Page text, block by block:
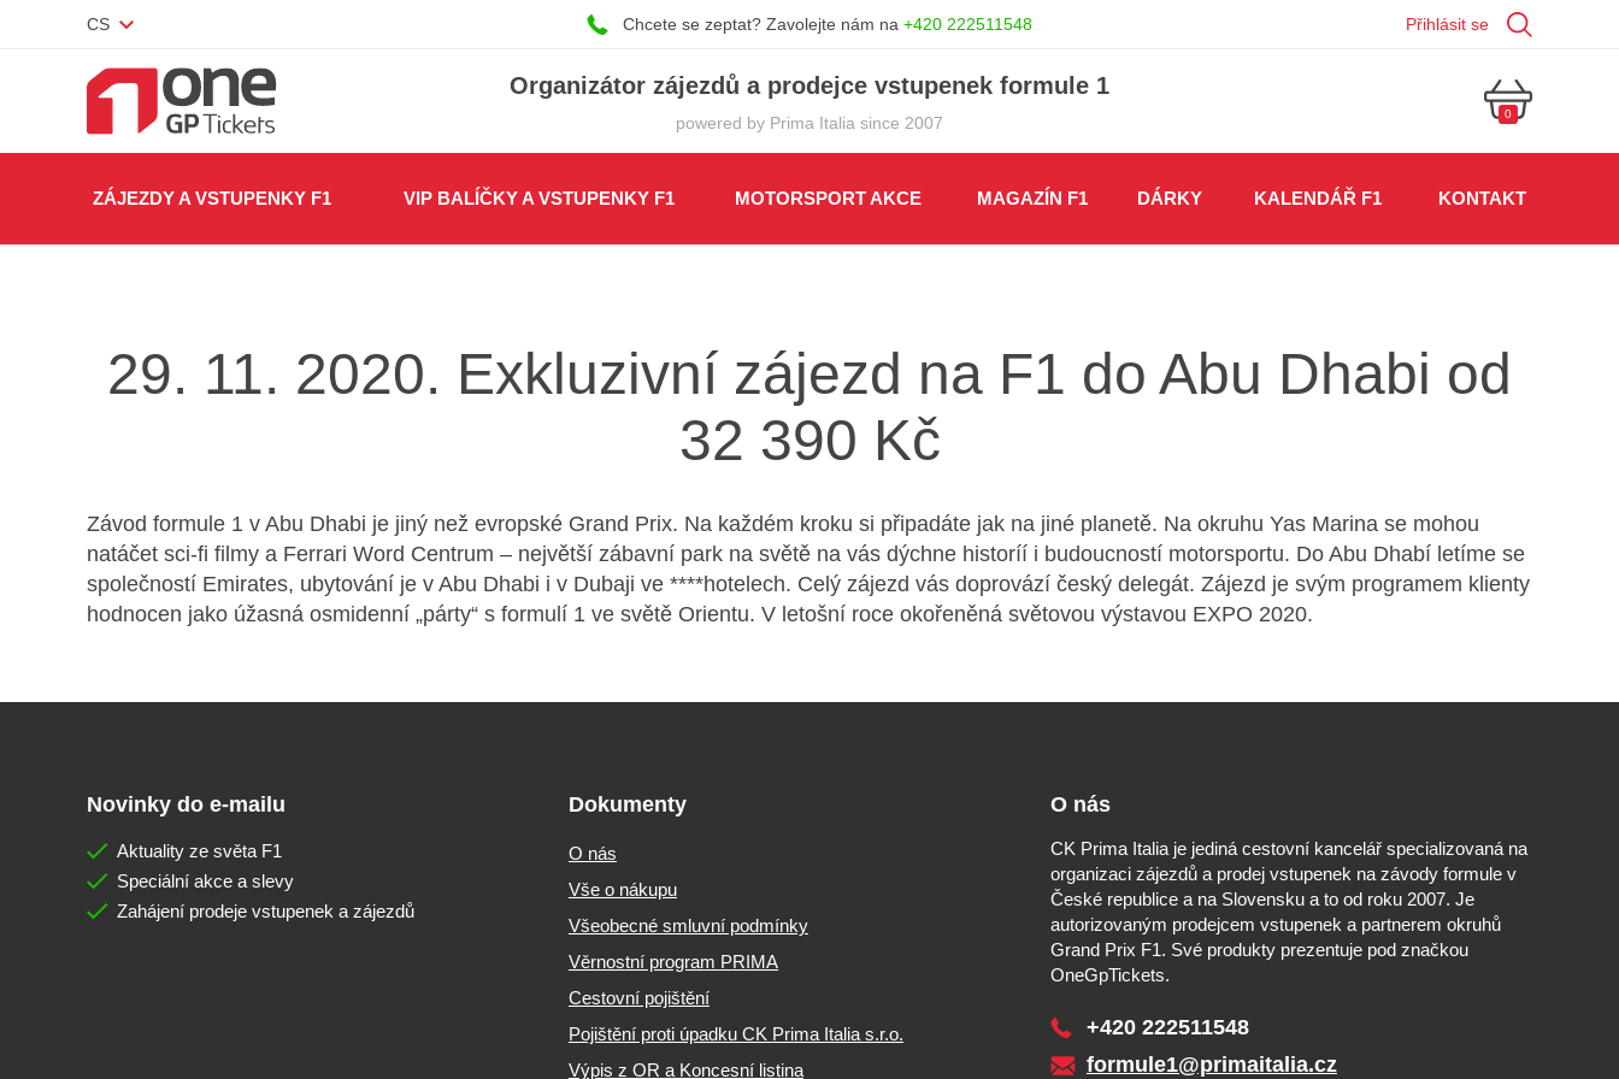
CS Přihlásit se
Chcete se zeptat? Zavolejte nám na +420 222511548
Organizátor zájezdů a prodejce vstupenek formule 1
powered by Prima Italia since 2007 0
ZÁJEZDY A VSTUPENKY F1 VIP BALÍČKY A VSTUPENKY F1 MOTORSPORT AKCE MAGAZÍN F1 DÁRKY KALENDÁŘ F1 KONTAKT
29. 11. 2020. Exkluzivní zájezd na F1 do Abu Dhabi od
32 390 Kč
Závod formule 1 v Abu Dhabi je jiný než evropské Grand Prix. Na každém kroku si připadáte jak na jiné planetě. Na okruhu Yas Marina se mohou
natáčet sci-fi filmy a Ferrari Word Centrum – největší zábavní park na světě na vás dýchne historíí i budoucností motorsportu. Do Abu Dhabí letíme se
společností Emirates, ubytování je v Abu Dhabi i v Dubaji ve ****hotelech. Celý zájezd vás doprovází český delegát. Zájezd je svým programem klienty
hodnocen jako úžasná osmidenní „párty“ s formulí 1 ve světě Orientu. V letošní roce okořeněná světovou výstavou EXPO 2020.
Novinky do e-mailu
Aktuality ze světa F1
Speciální akce a slevy
Zahájení prodeje vstupenek a zájezdů
Dokumenty
O nás
Vše o nákupu
Všeobecné smluvní podmínky
Věrnostní program PRIMA
Cestovní pojištění
Pojištění proti úpadku CK Prima Italia s.r.o.
Výpis z OR a Koncesní listina
O nás
CK Prima Italia je jediná cestovní kancelář specializovaná na
organizaci zájezdů a prodej vstupenek na závody formule v
České republice a na Slovensku a to od roku 2007. Je
autorizovaným prodejcem vstupenek a partnerem okruhů
Grand Prix F1. Své produkty prezentuje pod značkou
OneGpTickets.
+420 222511548
formule1@primaitalia.cz